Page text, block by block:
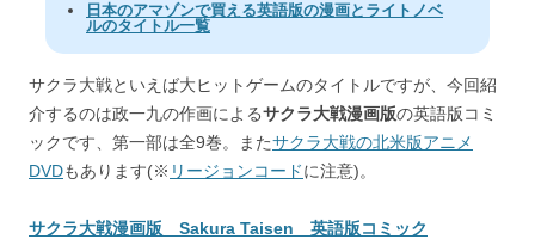
日本のアマゾンで買える英語版の漫画とライトノベ
ルのタイトル一覧
サクラ大戦といえば大ヒットゲームのタイトルですが、今回紹
介するのは政一九の作画によるサクラ大戦漫画版の英語版コミ
ックです、第一部は全9巻。またサクラ大戦の北米版アニメ
DVDもあります(※ リージョンコードに注意)。
サクラ大戦漫画版 Sakura Taisen 英語版コミック